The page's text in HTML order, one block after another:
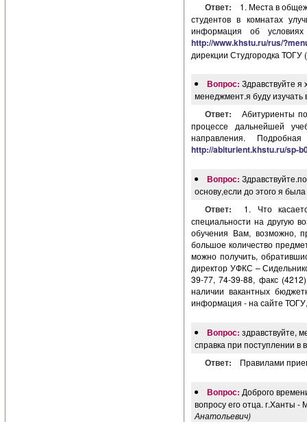
Ответ:
1. Места в
студентов в комнатах
информация об
http://www.khstu.ru/rus/
дирекции Студгородка
Вопрос: Здравствуйте я
менеджмент.я буду
Ответ:
Абитуриенты
процессе дальнейшей
направления.
http://abiturient.khstu.ru/sp-
Вопрос:
основу,если до этого я
Ответ:
1. Что
специальности на другую
обучения Вам, возможно,
большое количество
можно получить,
директор УФКС –
39-77, 74-39-88, факс
наличии вакантных
информация - на сайте
Вопрос: здравствуйте,
справка при поступлении в
Ответ: Правилами
Вопрос: Доброго
вопросу его отца. г.Ханты -
Анатольевич)